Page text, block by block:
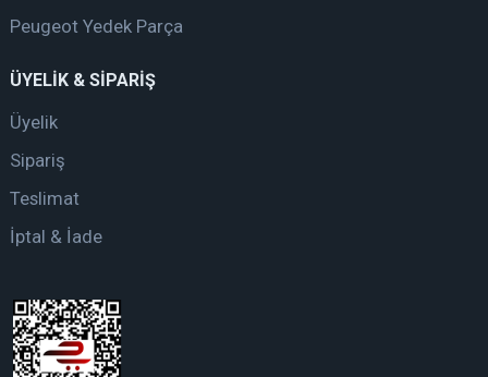
Peugeot Yedek Parça
ÜYELİK & SİPARİŞ
Üyelik
Sipariş
Teslimat
İptal & İade